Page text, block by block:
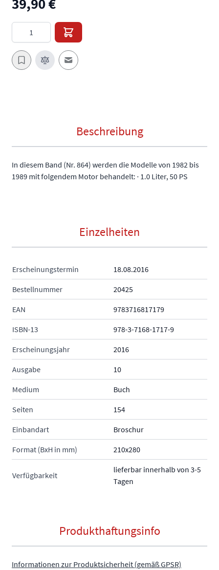
39,90 €
E-Mail an einen Freund
Beschreibung
In diesem Band (Nr. 864) werden die Modelle von 1982 bis
1989 mit folgendem Motor behandelt: · 1.0 Liter, 50 PS
Einzelheiten
Erscheinungstermin 18.08.2016
Bestellnummer 20425
EAN 9783716817179
ISBN-13 978-3-7168-1717-9
Erscheinungsjahr 2016
Ausgabe 10
Medium Buch
Seiten 154
Einbandart Broschur
Format (BxH in mm) 210x280
Verfügbarkeit
lieferbar innerhalb von 3-5
Tagen
Produkthaftungsinfo
Informationen zur Produktsicherheit (gemäß GPSR)